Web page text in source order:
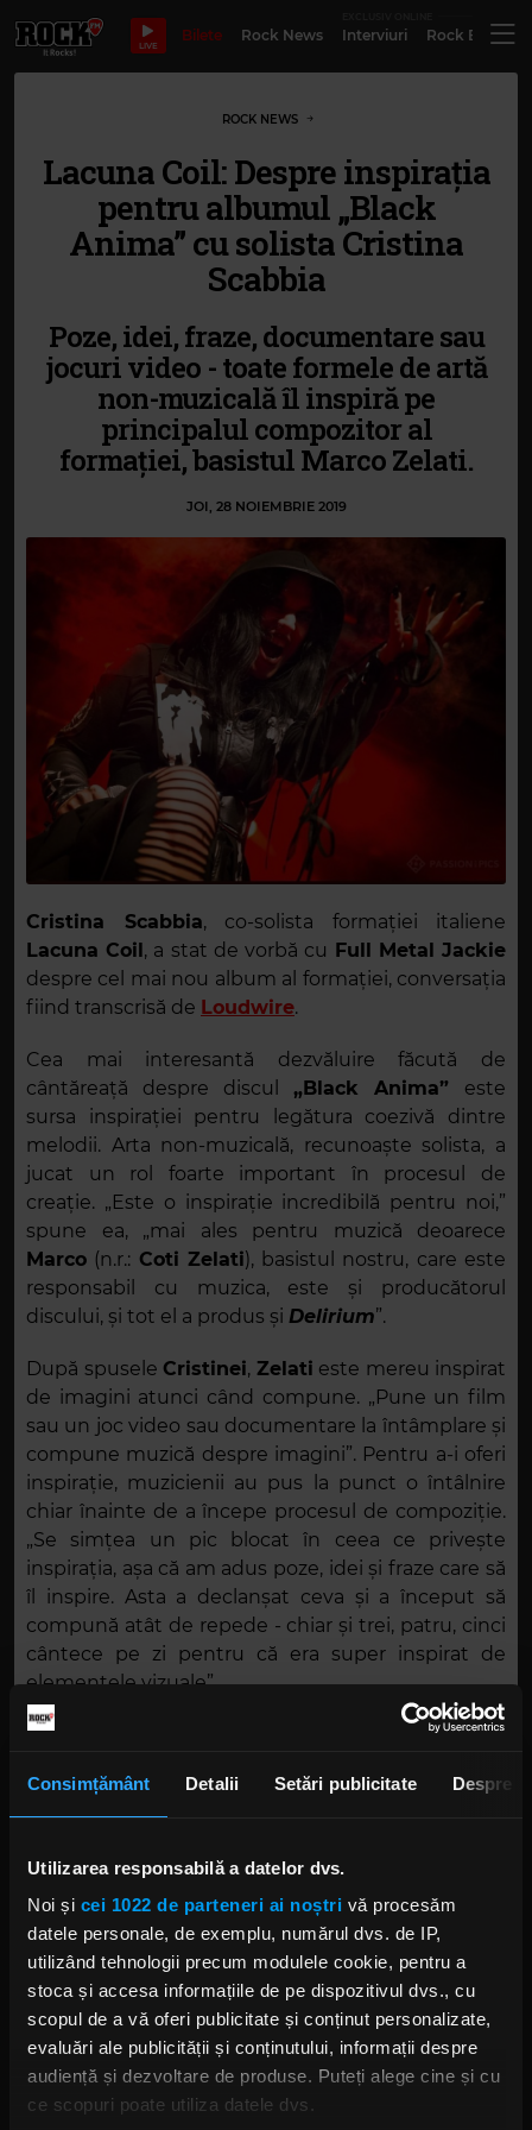
Consimțământ Detalii Setări publicitate Despre
Utilizarea responsabilă a datelor dvs.
Noi și cei 1022 de parteneri ai noștri vă procesăm
datele personale, de exemplu, numărul dvs. de IP,
utilizând tehnologii precum modulele cookie, pentru a
stoca și accesa informațiile de pe dispozitivul dvs., cu
scopul de a vă oferi publicitate și conținut personalizate,
evaluări ale publicității și conținutului, informații despre
audiență și dezvoltare de produse. Puteți alege cine și cu
ce scopuri poate utiliza datele dvs.
LIVE
Bilete Rock News Interviuri Rock
ROCK NEWS
Lacuna Coil: Despre inspirația
pentru albumul „Black
Anima” cu solista Cristina
Scabbia
Poze, idei, fraze, documentare sau
jocuri video - toate formele de artă
non-muzicală îl inspiră pe
principalul compozitor al
formației, basistul Marco Zelati.
JOI, 28 NOIEMBRIE 2019
Cristina Scabbia, co-solista formației italiene
Lacuna Coil, a stat de vorbă cu Full Metal Jackie
despre cel mai nou album al formației, conversația
fiind transcrisă de Loudwire.
Cea mai interesantă dezvăluire făcută de
cântăreață despre discul „Black Anima” este
sursa inspirației pentru legătura coezivă dintre
melodii. Arta non-muzicală, recunoaște solista, a
jucat un rol foarte important în procesul de
creație. „Este o inspirație incredibilă pentru noi,”
spune ea, „mai ales pentru muzică deoarece
Marco (n.r.: Coti Zelati), basistul nostru, care este
responsabil cu muzica, este și producătorul
discului, și tot el a produs și Delirium”.
După spusele Cristinei, Zelati este mereu inspirat
de imagini atunci când compune. „Pune un film
sau un joc video sau documentare la întâmplare și
compune muzică despre imagini”. Pentru a-i oferi
inspirație, muzicienii au pus la punct o întâlnire
chiar înainte de a începe procesul de compoziție.
„Se simțea un pic blocat în ceea ce privește
inspirația, așa că am adus poze, idei și fraze care să
îl inspire. Asta a declanșat ceva și a început să
compună atât de repede - chiar și trei, patru, cinci
cântece pe zi pentru că era super inspirat de
elementele vizuale”.
În interviul complet, pe care îl poți citi
despre cum își gestionează părțile vocale alături
de colegul său, cântărețul
în ediția deluxe a albumului.
„Black Anima” , cel de-al nouălea disc al italienilor,
a fost lansat pe 11 octombrie prin intermediul casei
de discuriCentury Media Records.
Foto: Facebook,Cristina Scabbia
@gillian.passion4pics
CRISTINA SCABBIA